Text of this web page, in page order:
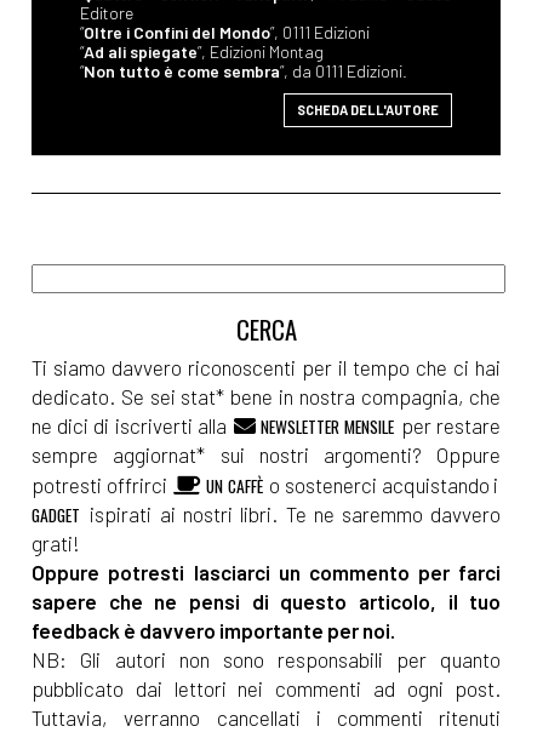
Editore
“Oltre i Confini del Mondo”, 0111 Edizioni
“Ad ali spiegate”, Edizioni Montag
“Non tutto è come sembra”, da 0111 Edizioni.
SCHEDA DELL'AUTORE
Ti siamo davvero riconoscenti per il tempo che ci hai
dedicato. Se sei stat* bene in nostra compagnia, che
ne dici di iscriverti alla
NEWSLETTER MENSILE per restare
sempre aggiornat* sui nostri argomenti? Oppure
potresti offrirci
UN CAFFÈ o sostenerci acquistando i
GADGET ispirati ai nostri libri. Te ne saremmo davvero
grati!
Oppure potresti lasciarci un commento per farci
sapere che ne pensi di questo articolo, il tuo
feedback è davvero importante per noi.
NB: Gli autori non sono responsabili per quanto
pubblicato dai lettori nei commenti ad ogni post.
Tuttavia, verranno cancellati i commenti ritenuti